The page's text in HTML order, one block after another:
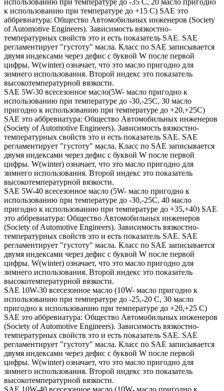
использованию при температуре до -35 С, 20 масло пригодно
к использованию при температуре до +15 С) SAE это
аббревиатура: Общество Автомобильных инженеров (Society
of Automotive Engineers). Зависимость вязкостно-
температурных свойств это и есть показатель SAE. SAE
регламентирует "густоту" масла. Класс по SAE записывается
двумя индексами через дефис с буквой W после первой
цифры. W(winter) означает, что это масло пригодно для
зимнего использования. Второй индекс это показатель
высокотемпературной вязкости.
SAE 5W-30 всесезонное масло(5W- масло пригодно к
использованию при температуре до -30,-25С, 30 масло
пригодно к использованию при температуре до +20,+25С)
SAE это аббревиатура: Общество Автомобильных инженеров
(Society of Automotive Engineers). Зависимость вязкостно-
температурных свойств это и есть показатель SAE. SAE
регламентирует "густоту" масла. Класс по SAE записывается
двумя индексами через дефис с буквой W после первой
цифры. W(winter) означает, что это масло пригодно для
зимнего использования. Второй индекс это показатель
высокотемпературной вязкости.
SAE 5W-40 всесезонное масло (5W- масло пригодно к
использованию при температуре до -30,-25С, 40 масло
пригодно к использованию при температуре до +35,+40) SAE
это аббревиатура: Общество Автомобильных инженеров
(Society of Automotive Engineers). Зависимость вязкостно-
температурных свойств это и есть показатель SAE. SAE
регламентирует "густоту" масла. Класс по SAE записывается
двумя индексами через дефис с буквой W после первой
цифры. W(winter) означает, что это масло пригодно для
зимнего использования. Второй индекс это показатель
высокотемпературной вязкости.
SAE 10W-30 всесезонное масло (10W- масло пригодно к
использованию при температуре до -25,-20 С, 30 масло
пригодно к использованию при температуре до +20,+25 С)
SAE это аббревиатура: Общество Автомобильных инженеров
(Society of Automotive Engineers). Зависимость вязкостно-
температурных свойств это и есть показатель SAE. SAE
регламентирует "густоту" масла. Класс по SAE записывается
двумя индексами через дефис с буквой W после первой
цифры. W(winter) означает, что это масло пригодно для
зимнего использования. Второй индекс это показатель
высокотемпературной вязкости.